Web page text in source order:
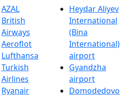
AZAL
British
Airways
Aeroflot
Lufthansa
Turkish
Airlines
Ryanair
Heydar Aliyev
International
(Bina
International)
airport
Gyandzha
airport
Domodedovo